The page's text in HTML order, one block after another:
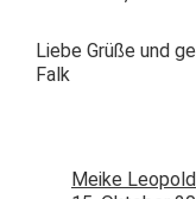
Liebe Grüße und
Falk
Meike Leopold